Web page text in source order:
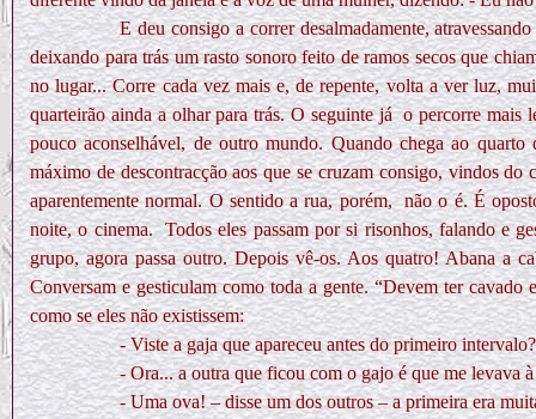
E deu consigo a correr desalmadamente,
deixando para trás um rasto sonoro feito de ramos secos que
no lugar... Corre cada vez mais e, de repente, volta a ver luz,
quarteirão ainda a olhar para trás. O seguinte já o percorre mais
pouco aconselhável, de outro mundo. Quando chega ao
máximo de descontracção aos que se cruzam consigo, vindos
aparentemente normal. O sentido a rua, porém,
não o é. É
noite, o cinema.
Todos eles passam por si risonhos, falando e
grupo, agora passa outro. Depois vê-os. Aos quatro! Abana a
Conversam e gesticulam como toda a gente. “Devem ter cavado
como se eles não existissem:
- Viste a gaja que apareceu antes do primeiro
- Ora... a outra que ficou com o gajo é que me levava
- Uma ova! – disse um dos outros – a primeira era